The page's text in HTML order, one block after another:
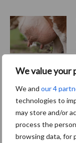
We value your
We and our 4
technologies to
may store and/or
process the
browsing data, for